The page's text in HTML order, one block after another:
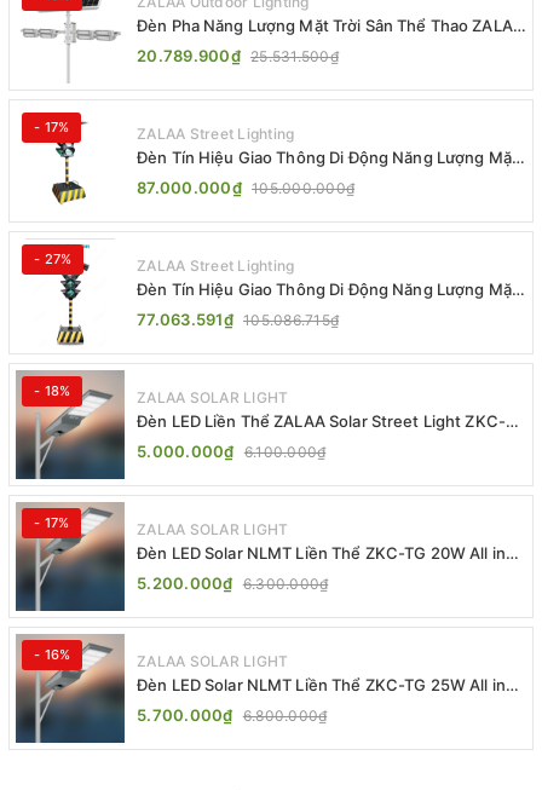
Đèn Pha Năng Lượng Mặt Trời Sân Thể Thao ZALAA
Jsc Chống Nước IP65 Cao Cấp
20.789.900₫ 25.531.500₫
- 17% ZALAA Street Lighting
Đèn Tín Hiệu Giao Thông Di Động Năng Lượng Mặt
Trời ZALAA ZL-300A-D
87.000.000₫ 105.000.000₫
- 27% ZALAA Street Lighting
Đèn Tín Hiệu Giao Thông Di Động Năng Lượng Mặt
Trời ZALAA ZL-409300C
77.063.591₫ 105.086.715₫
- 18% ZALAA SOLAR LIGHT
Đèn LED Liền Thể ZALAA Solar Street Light ZKC-
TG 20W 25W 30W All In One
5.000.000₫ 6.100.000₫
- 17% ZALAA SOLAR LIGHT
Đèn LED Solar NLMT Liền Thể ZKC-TG 20W All in
One | ZALAA Street Light
5.200.000₫ 6.300.000₫
- 16% ZALAA SOLAR LIGHT
Đèn LED Solar NLMT Liền Thể ZKC-TG 25W All in
One | ZALAA Street Light
5.700.000₫ 6.800.000₫